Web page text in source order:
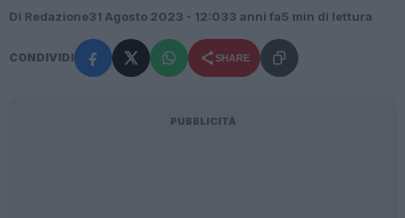
Di Redazione31 Agosto 2023 - 12:033 anni fa5 min di lettura
CONDIVIDI SHARE
PUBBLICITÀ